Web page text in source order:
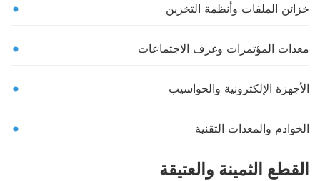
خزائن الملفات وأنظمة التخزين
معدات المؤتمرات وغرف الاجتماعات
الأجهزة الإلكترونية والحواسيب
الخوادم والمعدات التقنية
القطع الثمينة والعتيقة